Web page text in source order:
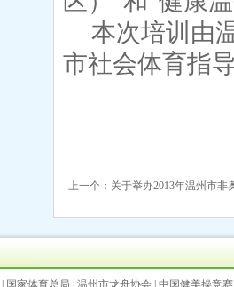
本次培训由
市社会体育指
上一个： 关于举办2013年温州市非
国家体育总局 温州市龙舟协会 中国健美操竞